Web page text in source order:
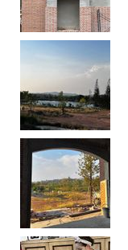
เขา
ใหญ่
สร้าง
แล้ว
บรรยากาศ
คือ
นมาก